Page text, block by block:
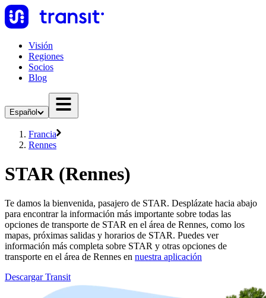
Visión
Regiones
Socios
Blog
Español
Francia
Rennes
STAR (Rennes)
Te damos la bienvenida, pasajero de STAR. Desplázate hacia abajo
para encontrar la información más importante sobre todas las
opciones de transporte de STAR en el área de Rennes, como los
mapas, próximas salidas y horarios de STAR. Puedes ver
información más completa sobre STAR y otras opciones de
transporte en el área de Rennes en nuestra aplicación
Descargar Transit